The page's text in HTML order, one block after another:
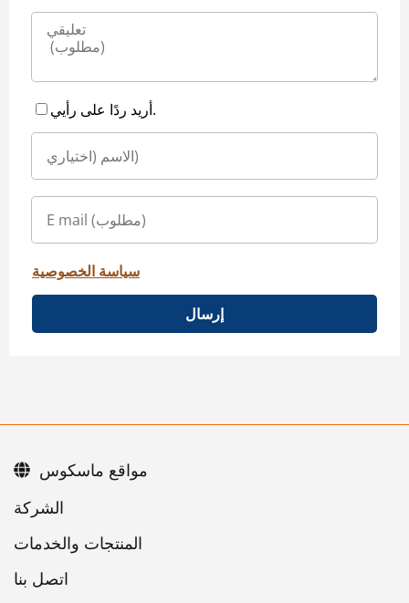
أريد ردًا على رأيي.
سياسة الخصوصية
إرسال
اتصل بنا
مواقع ماسكوس